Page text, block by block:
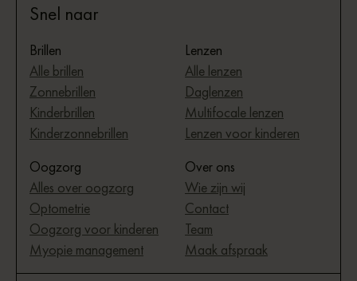
Snel naar
Brillen
Alle brillen
Zonnebrillen
Kinderbrillen
Kinderzonnebrillen
Lenzen
Alle lenzen
Daglenzen
Multifocale lenzen
Lenzen voor kinderen
Oogzorg
Alles over oogzorg
Optometrie
Oogzorg voor kinderen
Myopie management
Over ons
Wie zijn wij
Contact
Team
Maak afspraak